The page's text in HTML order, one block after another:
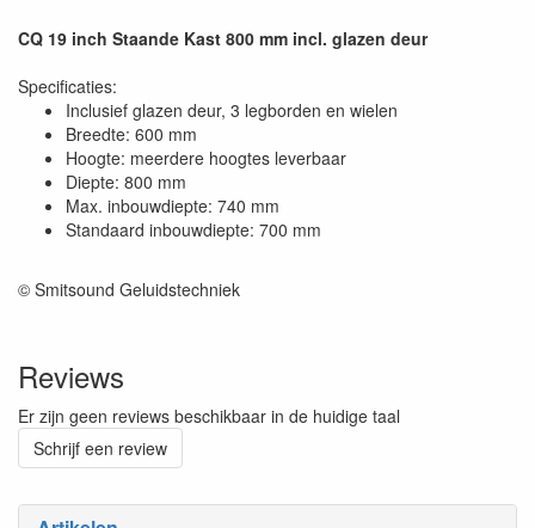
CQ 19 inch Staande Kast 800 mm incl. glazen deur
Specificaties:
Inclusief glazen deur, 3 legborden en wielen
Breedte: 600 mm
Hoogte: meerdere hoogtes leverbaar
Diepte: 800 mm
Max. inbouwdiepte: 740 mm
Standaard inbouwdiepte: 700 mm
© Smitsound Geluidstechniek
Reviews
Er zijn geen reviews beschikbaar in de huidige taal
Schrijf een review